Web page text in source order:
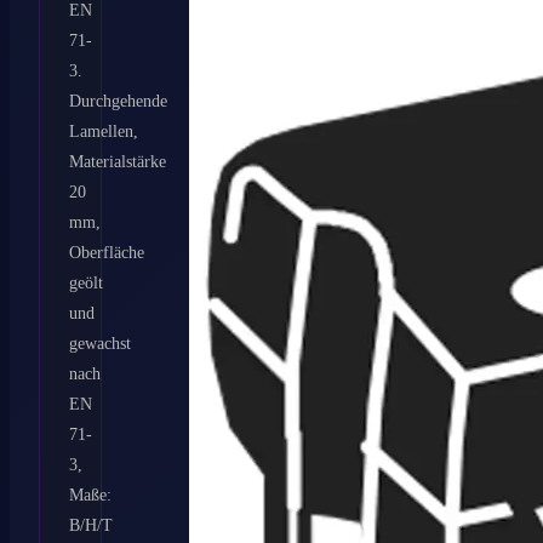
EN
71-
3.
Durchgehende
Lamellen,
Materialstärke
20
mm,
Oberfläche
geölt
und
gewachst
nach
EN
71-
3,
Maße:
B/H/T